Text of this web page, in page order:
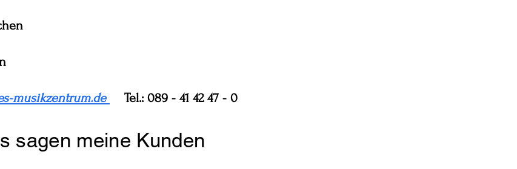
musikzentrum.de Tel.: 089 - 41 42 47 - 0
sagen meine Kunden